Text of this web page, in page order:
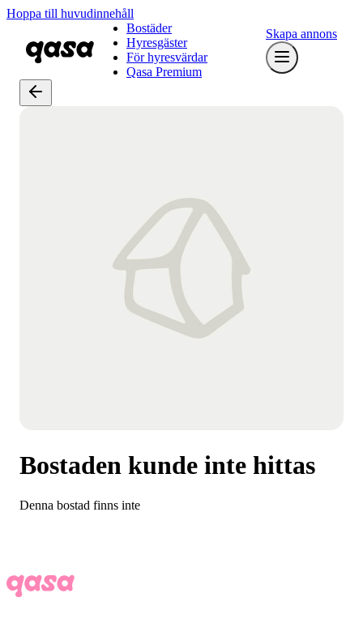
Hoppa till huvudinnehåll
Bostäder
Hyresgäster
För hyresvärdar
Qasa Premium
Skapa annons
Bostaden kunde inte hittas
Denna bostad finns inte